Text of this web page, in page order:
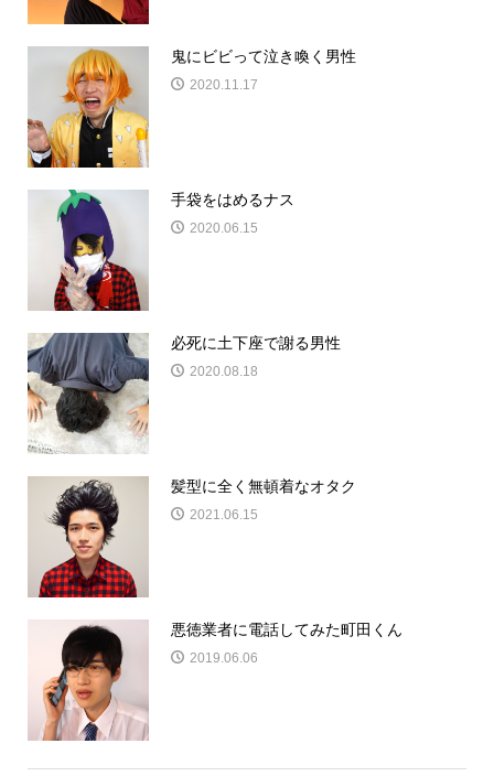
鬼にビビって泣き喚く男性
2020.11.17
手袋をはめるナス
2020.06.15
必死に土下座で謝る男性
2020.08.18
髪型に全く無頓着なオタク
2021.06.15
悪徳業者に電話してみた町田くん
2019.06.06